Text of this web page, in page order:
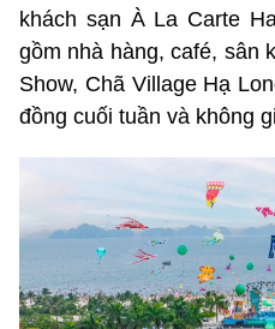
khách sạn À La Carte
gồm nhà hàng, café, sân
Show, Chã Village Hạ
đồng cuối tuần và không